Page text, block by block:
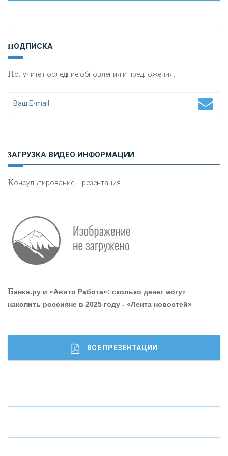
Работа мечты. Что банки делают для того, чтобы
привлечь и удержать персонал - «Интервью»
И
сохранения и увеличения капитала
Что будет с наличными деньгами при цифровом
ПОДПИСКА
Получите последние обновления и предложения.
ЗАГРУЗКА ВИДЕО ИНФОРМАЦИИ
Консультирование, Презентация
Банки.ру и «Авито Работа»: сколько денег могут
накопить россияне в 2025 году - «Лента новостей»
ВСЕ ПРЕЗЕНТАЦИИ